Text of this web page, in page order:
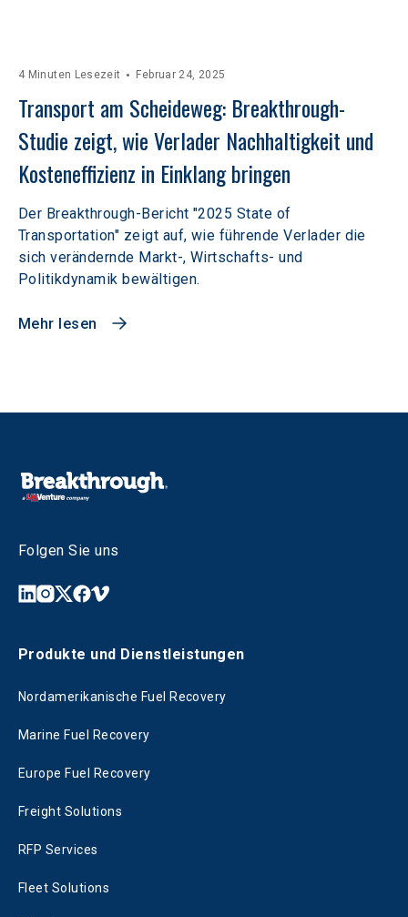
4 Minuten Lesezeit Februar 24, 2025
Transport am Scheideweg: Breakthrough-
Studie zeigt, wie Verlader Nachhaltigkeit und
Kosteneffizienz in Einklang bringen
Der Breakthrough-Bericht "2025 State of
Transportation" zeigt auf, wie führende Verlader die
sich verändernde Markt-, Wirtschafts- und
Politikdynamik bewältigen.
Mehr lesen
Folgen Sie uns
Produkte und Dienstleistungen
Nordamerikanische Fuel Recovery
Marine Fuel Recovery
Europe Fuel Recovery
Freight Solutions
RFP Services
Fleet Solutions